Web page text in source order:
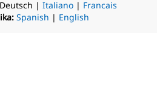
| Italiano | Francais
Spanish | English